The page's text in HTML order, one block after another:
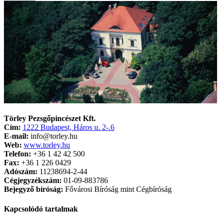
Törley Pezsgőpincészet Kft.
Cím: 1222 Budapest, Háros u. 2-.6
E-mail: info@torley.hu
Web: www.torley.hu
Telefon: +36 1 42 42 500
Fax: +36 1 226 0429
Adószám: 11238694-2-44
Cégjegyzékszám: 01-09-883786
Bejegyző bíróság: Fővárosi Bíróság mint Cégbíróság
Kapcsolódó tartalmak